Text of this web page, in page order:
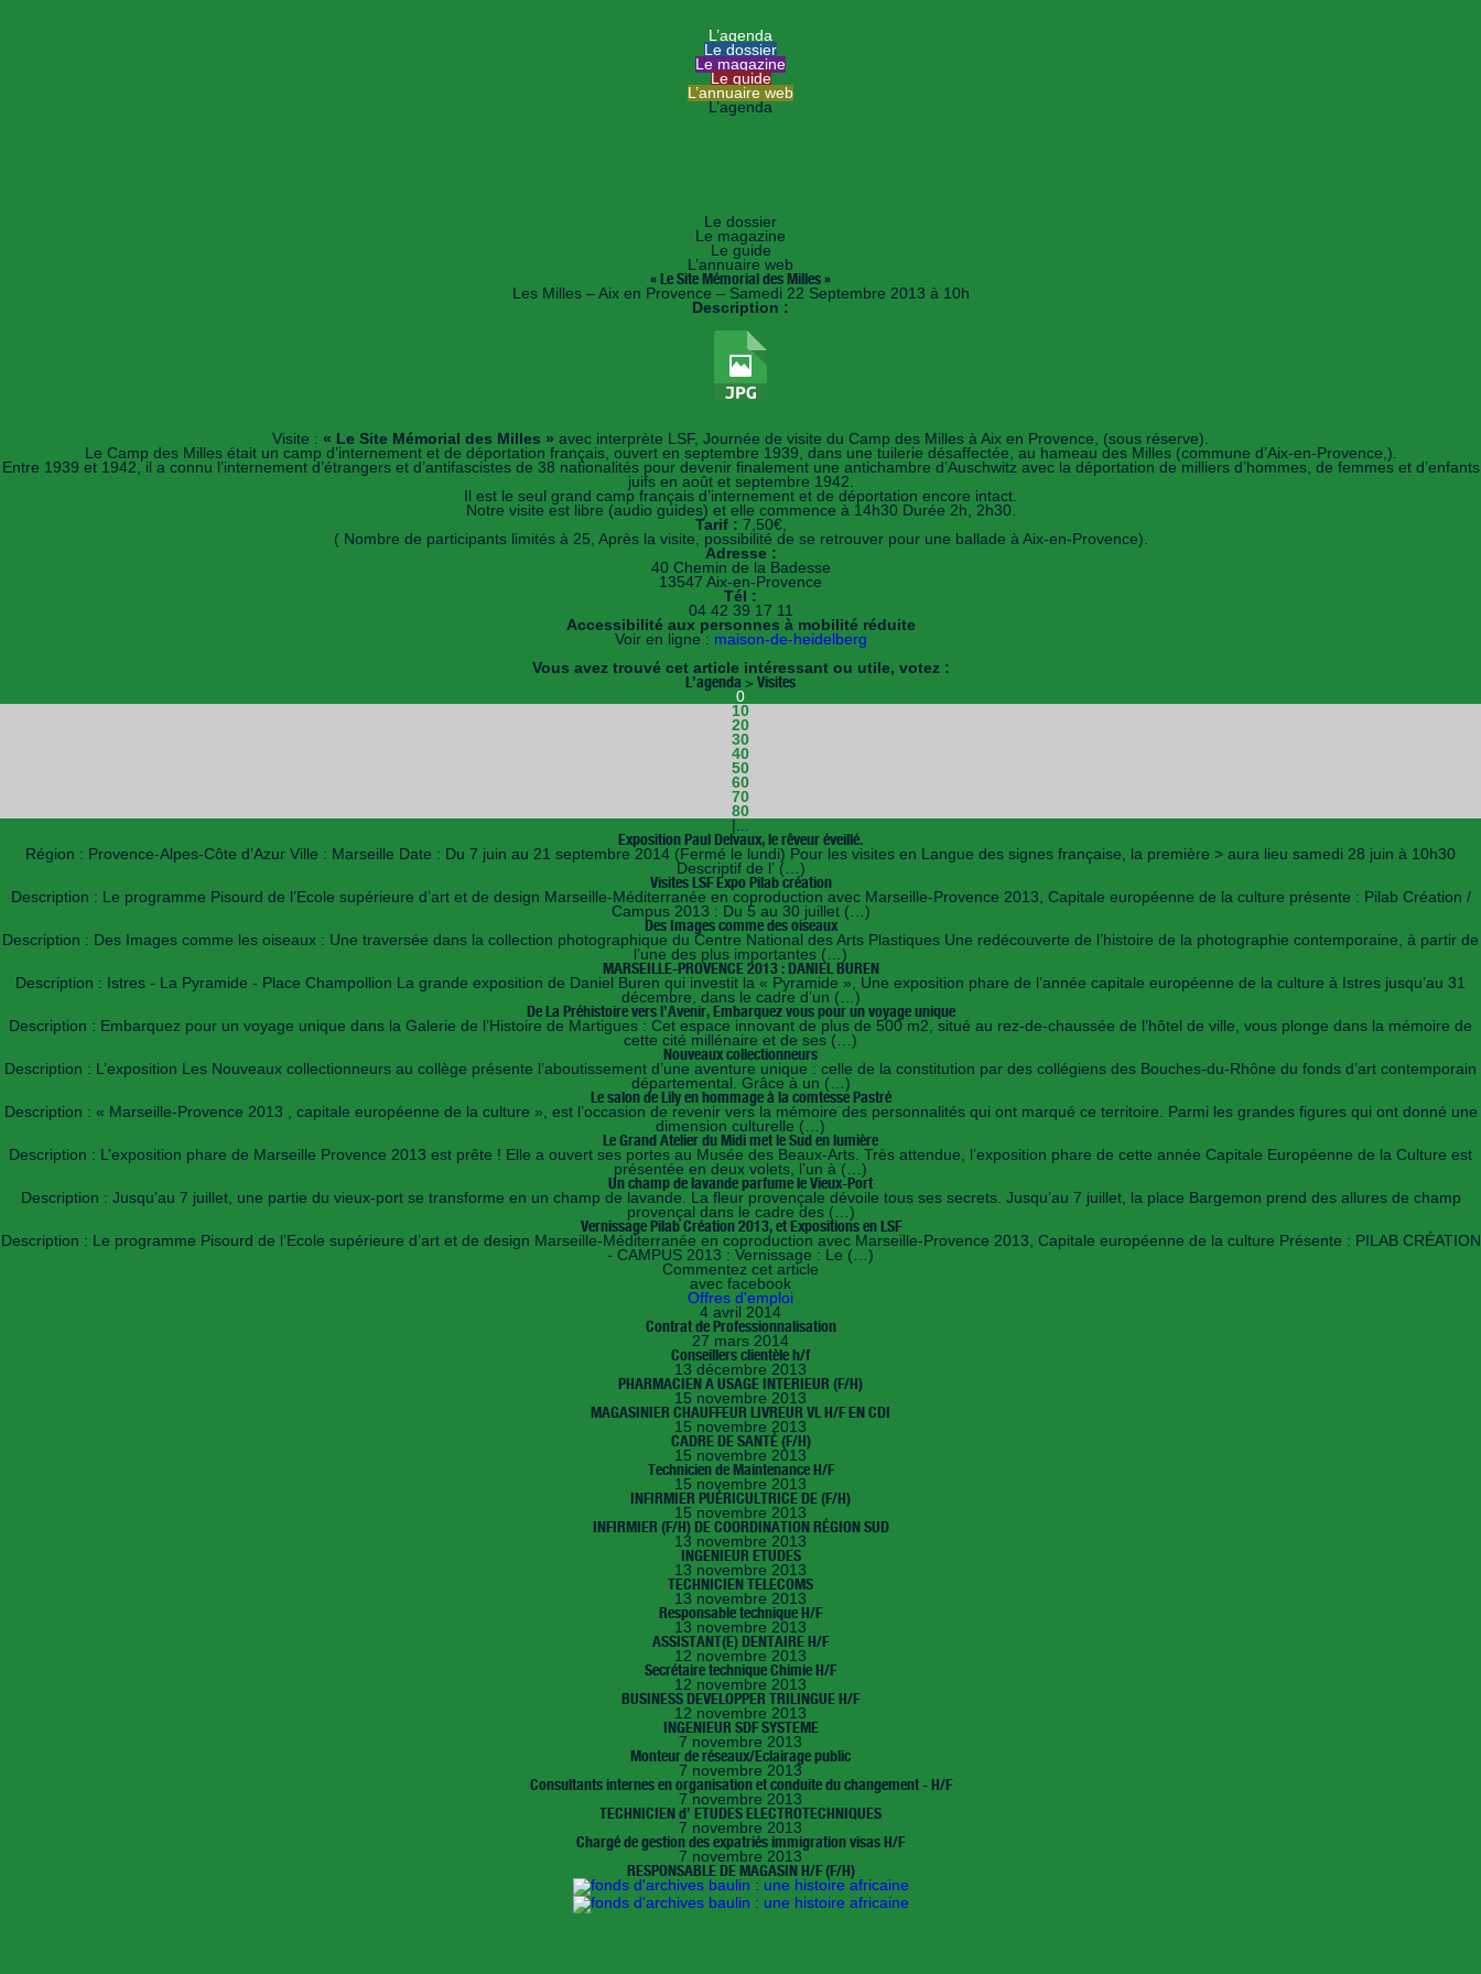
L’agenda
Le dossier
Le magazine
Le guide
L’annuaire web
L’agenda
Le dossier
Le magazine
Le guide
L’annuaire web
« Le Site Mémorial des Milles »
Les Milles – Aix en Provence – Samedi 22 Septembre 2013 à 10h
Description :
Visite : « Le Site Mémorial des Milles » avec interprète LSF, Journée de visite du Camp des Milles à Aix en Provence, (sous réserve).
Le Camp des Milles était un camp d’internement et de déportation français, ouvert en septembre 1939, dans une tuilerie désaffectée, au hameau des Milles (commune d’Aix-en-Provence,).
Entre 1939 et 1942, il a connu l’internement d’étrangers et d’antifascistes de 38 nationalités pour devenir finalement une antichambre d’Auschwitz avec la déportation de milliers d’hommes, de femmes et d’enfants
juifs en août et septembre 1942.
Il est le seul grand camp français d’internement et de déportation encore intact.
Notre visite est libre (audio guides) et elle commence à 14h30 Durée 2h, 2h30.
Tarif : 7,50€,
( Nombre de participants limités à 25, Après la visite, possibilité de se retrouver pour une ballade à Aix-en-Provence).
Adresse :
40 Chemin de la Badesse
13547 Aix-en-Provence
Tél :
04 42 39 17 11
Accessibilité aux personnes à mobilité réduite
Voir en ligne : maison-de-heidelberg
Vous avez trouvé cet article intéressant ou utile, votez :
L’agenda > Visites
0
10
20
30
40
50
60
70
80
...
Exposition Paul Delvaux, le rêveur éveillé.
Région : Provence-Alpes-Côte d’Azur Ville : Marseille Date : Du 7 juin au 21 septembre 2014 (Fermé le lundi) Pour les visites en Langue des signes française, la première > aura lieu samedi 28 juin à 10h30
Descriptif de l’ (…)
Visites LSF Expo Pilab création
Description : Le programme Pisourd de l’Ecole supérieure d’art et de design Marseille-Méditerranée en coproduction avec Marseille-Provence 2013, Capitale européenne de la culture présente : Pilab Création /
Campus 2013 : Du 5 au 30 juillet (…)
Des Images comme des oiseaux
Description : Des Images comme les oiseaux : Une traversée dans la collection photographique du Centre National des Arts Plastiques Une redécouverte de l’histoire de la photographie contemporaine, à partir de
l’une des plus importantes (…)
MARSEILLE-PROVENCE 2013 : DANIEL BUREN
Description : Istres - La Pyramide - Place Champollion La grande exposition de Daniel Buren qui investit la « Pyramide », Une exposition phare de l’année capitale européenne de la culture à Istres jusqu’au 31
décembre, dans le cadre d’un (…)
De La Préhistoire vers l’Avenir, Embarquez vous pour un voyage unique
Description : Embarquez pour un voyage unique dans la Galerie de l’Histoire de Martigues : Cet espace innovant de plus de 500 m2, situé au rez-de-chaussée de l’hôtel de ville, vous plonge dans la mémoire de
cette cité millénaire et de ses (…)
Nouveaux collectionneurs
Description : L’exposition Les Nouveaux collectionneurs au collège présente l’aboutissement d’une aventure unique : celle de la constitution par des collégiens des Bouches-du-Rhône du fonds d’art contemporain
départemental. Grâce à un (…)
Le salon de Lily en hommage à la comtesse Pastré
Description : « Marseille-Provence 2013 , capitale européenne de la culture », est l’occasion de revenir vers la mémoire des personnalités qui ont marqué ce territoire. Parmi les grandes figures qui ont donné une
dimension culturelle (…)
Le Grand Atelier du Midi met le Sud en lumière
Description : L’exposition phare de Marseille Provence 2013 est prête ! Elle a ouvert ses portes au Musée des Beaux-Arts. Très attendue, l’exposition phare de cette année Capitale Européenne de la Culture est
présentée en deux volets, l’un à (…)
Un champ de lavande parfume le Vieux-Port
Description : Jusqu’au 7 juillet, une partie du vieux-port se transforme en un champ de lavande. La fleur provençale dévoile tous ses secrets. Jusqu’au 7 juillet, la place Bargemon prend des allures de champ
provençal dans le cadre des (…)
Vernissage Pilab Création 2013, et Expositions en LSF
Description : Le programme Pisourd de l’Ecole supérieure d’art et de design Marseille-Méditerranée en coproduction avec Marseille-Provence 2013, Capitale européenne de la culture Présente : PILAB CRÉATION
- CAMPUS 2013 : Vernissage : Le (…)
Commentez cet article
avec facebook
Offres d'emploi
4 avril 2014
Contrat de Professionnalisation
27 mars 2014
Conseillers clientèle h/f
13 décembre 2013
PHARMACIEN A USAGE INTERIEUR (F/H)
15 novembre 2013
MAGASINIER CHAUFFEUR LIVREUR VL H/F EN CDI
15 novembre 2013
CADRE DE SANTÉ (F/H)
15 novembre 2013
Technicien de Maintenance H/F
15 novembre 2013
INFIRMIER PUÉRICULTRICE DE (F/H)
15 novembre 2013
INFIRMIER (F/H) DE COORDINATION RÉGION SUD
13 novembre 2013
INGENIEUR ETUDES
13 novembre 2013
TECHNICIEN TELECOMS
13 novembre 2013
Responsable technique H/F
13 novembre 2013
ASSISTANT(E) DENTAIRE H/F
12 novembre 2013
Secrétaire technique Chimie H/F
12 novembre 2013
BUSINESS DEVELOPPER TRILINGUE H/F
12 novembre 2013
INGENIEUR SDF SYSTEME
7 novembre 2013
Monteur de réseaux/Eclairage public
7 novembre 2013
Consultants internes en organisation et conduite du changement - H/F
7 novembre 2013
TECHNICIEN d’ ETUDES ELECTROTECHNIQUES
7 novembre 2013
Chargé de gestion des expatriés immigration visas H/F
7 novembre 2013
RESPONSABLE DE MAGASIN H/F (F/H)